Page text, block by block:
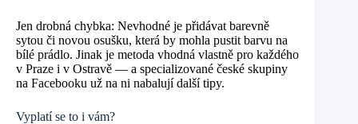
Jen drobná chybka: Nevhodné je přidávat barevně
sytou či novou osušku, která by mohla pustit barvu na
bílé prádlo. Jinak je metoda vhodná vlastně pro každého
v Praze i v Ostravě — a specializované české skupiny
na Facebooku už na ni nabalují další tipy.
Vyplatí se to i vám?